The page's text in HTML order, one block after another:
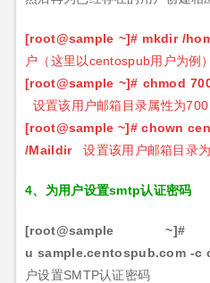
[root@sample ~]# mkdir /
户（这里以centospub用户为例
[root@sample ~]# chmod
设置该用户邮箱目录属性为700
[root@sample ~]# chown
/Maildir
设置该用户邮箱目录
4、为用户设置smtp认证密码
[root@sample ~]#
usample.centospub.com -c
户设置SMTP认证密码